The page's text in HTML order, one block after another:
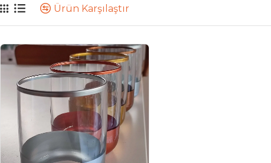
Ürün Karşılaştır